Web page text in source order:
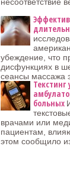
убеждение, что
дисфункциях в
сеансы массажа
больных
врачами или
пациентам,
этом сообщило